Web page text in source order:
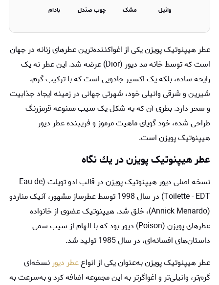
وانیل مشک چوب صندل بادام
عطر هیپنوتیک پویزن یکی از اغواکننده‌ترین عطرهای زنانه در جهان
است که توسط خانه مد دیور (Dior) عرضه شد. این عطر نه یک
رایحه ساده، بلکه یک اکسیر جادویی است که با ترکیب گرم،
شیرین و شرقی وانیلی خود، شهرتی جهانی در زمینه ایجاد جذابیت
و سحر دارد. بطری آن که به شکل یک سیب ممنوعه قرمز‌رنگ
طراحی شده، خود گویای ماهیت مرموز و فریبنده عطر دیور
هیپنوتیک پویزن است.
عطر هیپنوتیک پویزن در یك نگاه
نسخه اصلی دیور هیپنوتیک پویزن در قالب ادو تویلت (Eau de
Toilette - EDT) در سال 1998 توسط عطرساز مشهور، آنیک مناردو
(Annick Menardo)، خلق شد. هیپنوتیک عضوی از خانواده
عطرهای پویزن (Poison) دیور بود که با الهام از سیب سمی
داستان‌های افسانه‌ای، در سال 1985 تولید شد.
عطر هیپنوتیک پویزن به‌عنوان یکی از انواععطر دیور نسخه‌ای
گرم‌تر، وانیلی‌تر و اغواگرتر به این مجموعه اضافه کرد و به‌سرعت به